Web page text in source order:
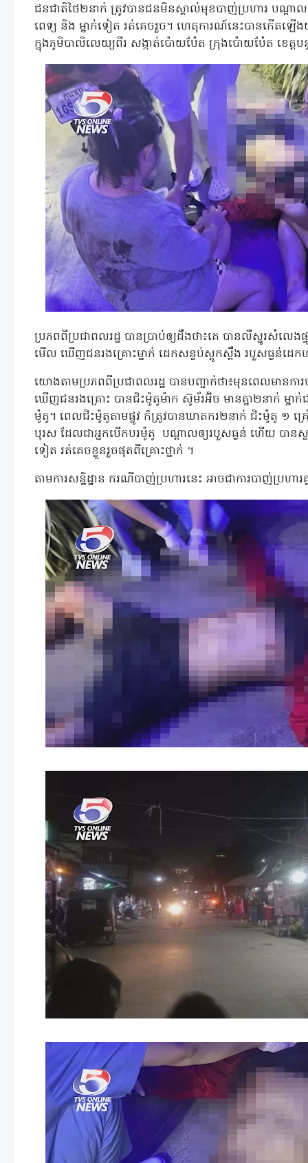
ជនជាតិថៃ២នាក់ ត្រូវបានជនមិនស្គាល់មុខបាញ់ប្រហារ បណ្តាល
ពេទ្យ និង ម្នាក់ទៀត រត់គេចរួច។ ហេតុការណ៍នេះបានកើតឡើង
ក្នុងភូមិបាលិលេយ្យពីរ សង្កាត់ប៉ោយប៉ែត ក្រុងប៉ោយប៉ែត ខេត្ត
ប្រភពពីប្រជាពលរដ្ឋ បានប្រាប់ឲ្យដឹងថា៖គេ បានលឺស្នូរសំលេងផ្
មើល ឃើញជនរងគ្រោះម្នាក់ ដេកសន្លប់ស្តូកស្តឹង របួសធ្ងន់ដេ
យោងតាមប្រភពពីប្រជាពលរដ្ឋ បានបញ្ជាក់ថា៖មុនពេលមានក
ឃើញជនរងគ្រោះ បានជិះម៉ូតូម៉ាក ស៊ូម័រអ៊ិច មានគ្នា២នាក់ ម្នាក់
ម៉ូតូ។ ពេលជិះម៉ូតូតាមផ្លូវ ក៏ត្រូវបានឃាតករ២នាក់ ជិះម៉ូតូ ១
បុរស ដែលជាអ្នកបើកបរម៉ូតូ បណ្តាលឲ្យរបួសធ្ងន់ ហើយ បានស្
ទៀត រត់គេចខ្លួនរួចផុតពីគ្រោះថ្នាក់ ។
តាមការសន្និដ្ឋាន ករណីបាញ់ប្រហារនេះ អាចជាការបាញ់ប្រហារ